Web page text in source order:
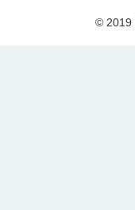
© 2019